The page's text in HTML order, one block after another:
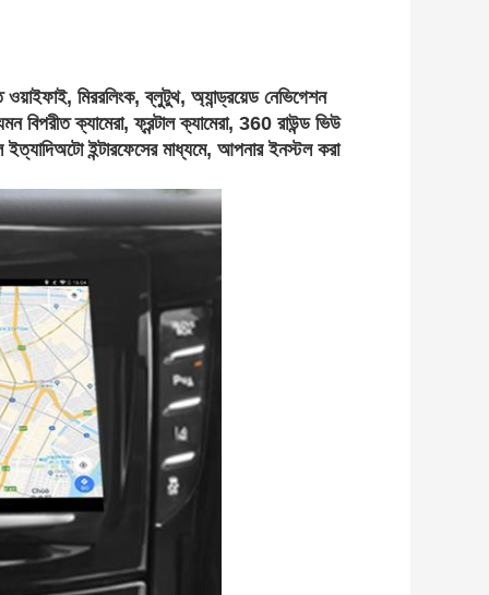
মিররলিংক, ব্লুটুথ, অ্যান্ড্রয়েড নেভিগেশন
বিপরীত ক্যামেরা, ফ্রন্টাল ক্যামেরা, 360 রাউন্ড ভিউ
ইন্টারফেসের মাধ্যমে, আপনার ইনস্টল করা